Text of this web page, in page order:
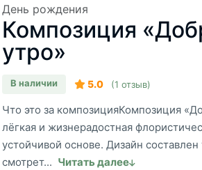
День рождения
Композиция
утро»
В наличии 5.0 (1 отзыв)
Что это за композицияКомпозиция
лёгкая и жизнерадостная
устойчивой основе. Дизайн составлен
смотрет... Читать далее